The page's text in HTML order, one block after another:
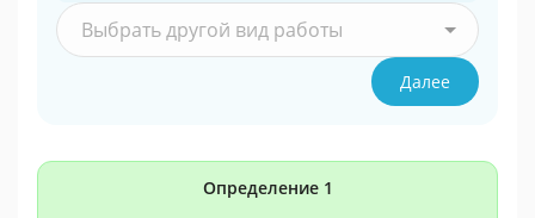
Выбрать другой вид работы
Далее
Определение 1